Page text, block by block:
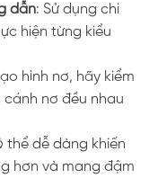
dẫn: Sử dụng chi
hiện từng kiểu
hình nơ, hãy kiểm
nơ đều nhau
thể dễ dàng khiến
hơn và mang đậm